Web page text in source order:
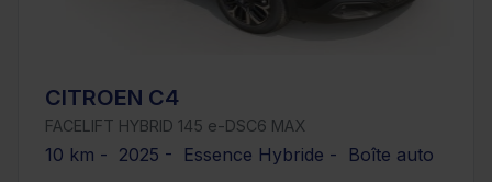
CITROEN C4
FACELIFT HYBRID 145 e-DSC6 MAX
10 km - 2025 - Essence Hybride - Boîte auto